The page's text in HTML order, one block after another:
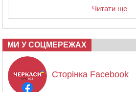
Читати ще
МИ У СОЦМЕРЕЖАХ
Сторінка Facebook